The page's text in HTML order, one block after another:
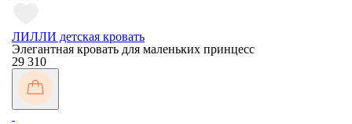
ЛИЛЛИ детская кровать
Элегантная кровать для маленьких принцесс
29 310